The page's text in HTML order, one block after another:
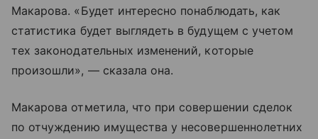
Макарова. «Будет интересно понаблюдать, как
статистика будет выглядеть в будущем с учетом
тех законодательных изменений, которые
произошли», — сказала она.
Макарова отметила, что при совершении сделок
по отчуждению имущества у несовершеннолетних